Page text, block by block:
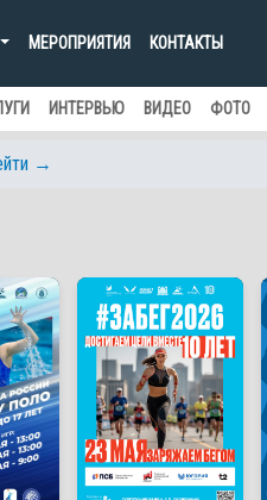
МЕРОПРИЯТИЯ КОНТАКТЫ
ИНТЕРВЬЮ ВИДЕО ФОТО
→